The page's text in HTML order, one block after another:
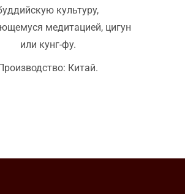
культуру,
медитацией, цигун
или кунг-фу.
Производство: Китай.